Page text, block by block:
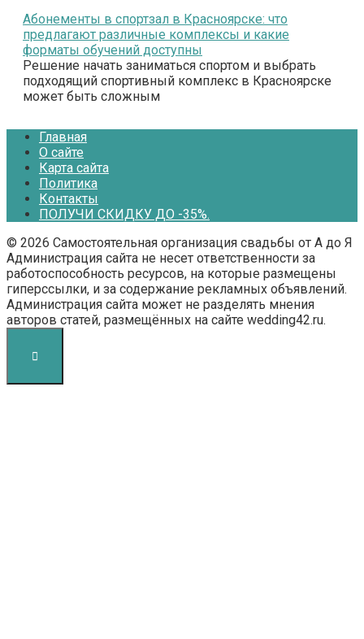
Абонементы в спортзал в Красноярске: что
предлагают различные комплексы и какие
форматы обучений доступны
Решение начать заниматься спортом и выбрать
подходящий спортивный комплекс в Красноярске
может быть сложным
Главная
О сайте
Карта сайта
Политика
Контакты
ПОЛУЧИ СКИДКУ ДО -35%.
© 2026 Самостоятельная организация свадьбы от А до Я
Администрация сайта не несет ответственности за
работоспособность ресурсов, на которые размещены
гиперссылки, и за содержание рекламных объявлений.
Администрация сайта может не разделять мнения
авторов статей, размещённых на сайте wedding42.ru.